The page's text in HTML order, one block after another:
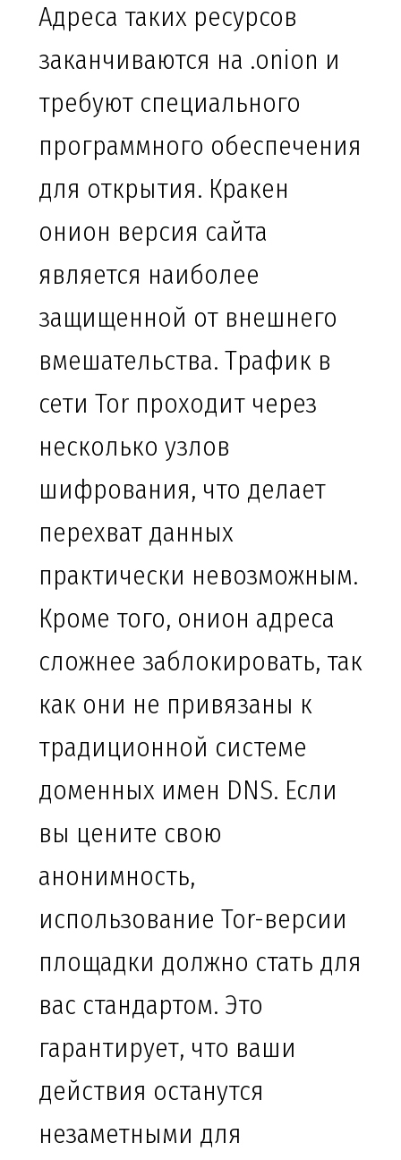
Адреса таких ресурсов
заканчиваются на .onion и
требуют специального
программного обеспечения
для открытия. Кракен
онион версия сайта
является наиболее
защищенной от внешнего
вмешательства. Трафик в
сети Tor проходит через
несколько узлов
шифрования, что делает
перехват данных
практически невозможным.
Кроме того, онион адреса
сложнее заблокировать, так
как они не привязаны к
традиционной системе
доменных имен DNS. Если
вы цените свою
анонимность,
использование Tor-версии
площадки должно стать для
вас стандартом. Это
гарантирует, что ваши
действия останутся
незаметными для